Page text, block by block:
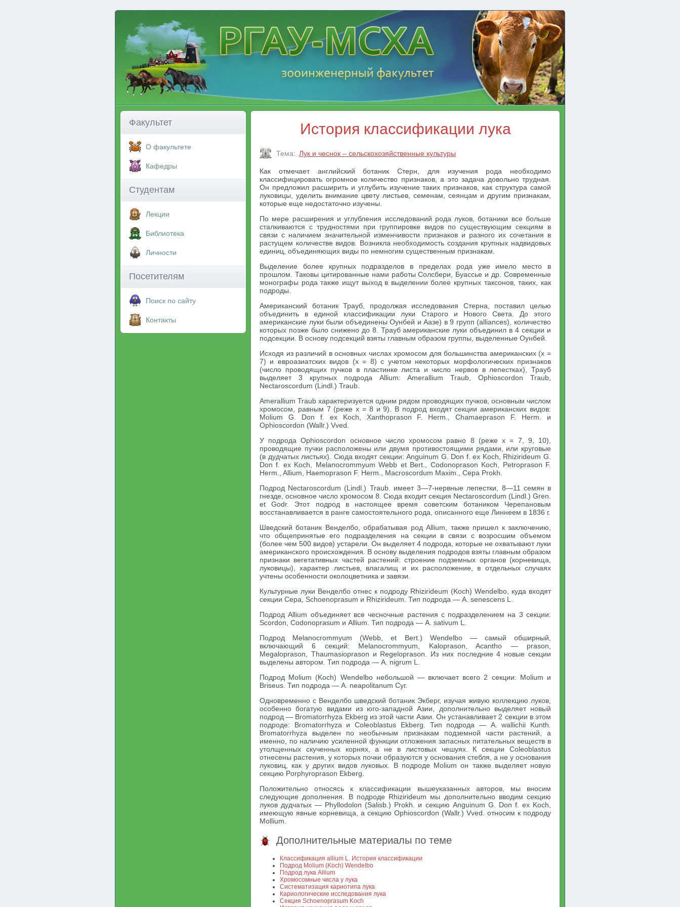
Факультет
О факультете
Кафедры
Студентам
Лекции
Библиотека
Личности
Посетителям
Поиск по сайту
Контакты
История классификации лука
Тема: Лук и чеснок – сельскохозяйственные культуры
Как отмечает английский ботаник Стерн, для изучения рода необходимо
классифицировать огромное количество признаков, а это задача довольно трудная.
Он предложил расширить и углубить изучение таких признаков, как структура самой
луковицы, уделить внимание цвету листьев, семенам, сеянцам и другим признакам,
которые еще недостаточно изучены.
По мере расширения и углубления исследований рода луков, ботаники все больше
сталкиваются с трудностями при группировке видов по существующим секциям в
связи с наличием значительной изменчивости признаков и разного их сочетания в
растущем количестве видов. Возникла необходимость создания крупных надвидовых
единиц, объединяющих виды по немногим существенным признакам.
Выделение более крупных подразделов в пределах рода уже имело место в
прошлом. Таковы цитированные нами работы Солсбери, Буассье и др. Современные
монографы рода также ищут выход в выделении более крупных таксонов, таких, как
подроды.
Американский ботаник Трауб, продолжая исследования Стерна, поставил целью
объединить в единой классификации луки Старого и Нового Света. До этого
американские луки были объединены Оунбей и Аазе) в 9 групп (alliances), количество
которых позже было снижено до 8. Трауб американские луки объединил в 4 секции и
подсекции. В основу подсекций взяты главным образом группы, выделенные Оунбей.
Исходя из различий в основных числах хромосом для большинства американских (х =
7) и евроазиатских видов (х = 8) с учетом некоторых морфологических признаков
(число проводящих пучков в пластинке листа и число нервов в лепестках), Трауб
выделяет 3 крупных подрода Allium: Amerallium Traub, Ophioscordon Traub,
Nectaroscordum (Lindl.) Traub.
Amerallium Traub характеризуется одним рядом проводящих пучков, основным числом
хромосом, равным 7 (реже х = 8 и 9). В подрод входят секции американских видов:
Molium G. Don f. ex Koch, Xanthoprason F. Herm., Chamaeprason F. Herm. и
Ophioscordon (Wallr.) Vved.
У подрода Ophioscordon основное число хромосом равно 8 (реже х = 7, 9, 10),
проводящие пучки расположены или двумя противостоящими рядами, или круговые
(в дудчатых листьях). Сюда входят секции: Anguinum G. Don f. ex Koch, Rhizirideum G.
Don f. ex Koch, Melanocrommyum Webb et Bert., Codonoprason Koch, Petroprason F.
Herm., Allium, Haemoprason F. Herm., Macroscordum Maxim., Сера Prokh.
Подрод Nectaroscordum (Lindl.) Traub. имеет 3—7-нервные лепестки, 8—11 семян в
гнезде, основное число хромосом 8. Сюда входит секция Nectaroscordum (Lindl.) Gren.
et Godr. Этот подрод в настоящее время советским ботаником Черепановым
восстанавливается в ранге самостоятельного рода, описанного еще Линнеем в 1836 г.
Шведский ботаник Венделбо, обрабатывая род Allium, также пришел к заключению,
что общепринятые его подразделения на секции в связи с возросшим объемом
(более чем 500 видов) устарели. Он выделяет 4 подрода, которые не охватывают луки
американского происхождения. В основу выделения подродов взяты главным образом
признаки вегетативных частей растений: строение подземных органов (корневища,
луковицы), характер листьев, влагалищ и их расположение, в отдельных случаях
учтены особенности околоцветника и завязи.
Культурные луки Венделбо отнес к подроду Rhizirideum (Koch) Wendelbo, куда входят
секции Сера, Schoenoprasum и Rhizirideum. Тип подрода — A. senescens L.
Подрод Allium объединяет все чесночные растения с подразделением на 3 секции:
Scordon, Codonoprasum и Allium. Тип подрода — A. sativum L.
Подрод Melanocrommyum (Webb, et Bert.) Wendelbo — самый обширный,
включающий 6 секций: Melanocrommyum, Kaloprason, Acantho — prason,
Megaloprason, Thaumasioprason и Regeloprason. Из них последние 4 новые секции
выделены автором. Тип подрода — A. nigrum L.
Подрод Molium (Koch) Wendelbo небольшой — включает всего 2 секции: Molium и
Briseus. Тип подрода — A. neapolitanum Суг.
Одновременно с Венделбо шведский ботаник Экберг, изучая живую коллекцию луков,
особенно богатую видами из юго-западной Азии, дополнительно выделяет новый
подрод — Bromatorrhyza Ekberg из этой части Азии. Он устанавливает 2 секции в этом
подроде: Bromatorrhyza и Coleoblastus Ekberg. Тип подрода — A. wallichii Kunth.
Bromatorrhyza выделен по необычным признакам подземной части растений, а
именно, по наличию усиленной функции отложения запасных питательных веществ в
утолщенных скученных корнях, а не в листовых чешуях. К секции Coleoblastus
отнесены растения, у которых почки образуются у основания стебля, а не у основания
луковиц, как у других видов луковых. В подроде Molium он также выделяет новую
секцию Porphyroprason Ekberg.
Положительно относясь к классификации вышеуказанных авторов, мы вносим
следующие дополнения. В подроде Rhizirideum мы дополнительно вводим секцию
луков дудчатых — Phyllodolon (Salisb.) Prokh. и секцию Anguinum G. Don f. ex Koch,
имеющую явные корневища, а секцию Ophioscordon (Wallr.) Vved. относим к подроду
Mollium.
Дополнительные материалы по теме
Классификация allium L. История классификации
Подрод Molium (Koch) Wendelbo
Подрод лука Allium
Хромосомные числа у лука
Систематизация кариотипа лука
Кариологические исследования лука
Секция Schoenoprasum Koch